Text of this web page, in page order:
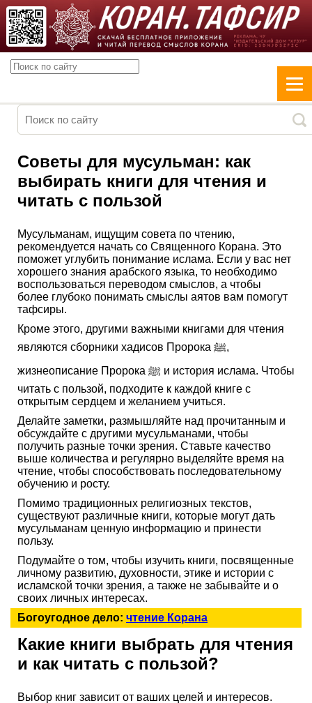
Советы для мусульман: как
выбирать книги для чтения и
читать с пользой
Мусульманам, ищущим совета по чтению,
рекомендуется начать со Священного Корана. Это
поможет углубить понимание ислама. Если у вас нет
хорошего знания арабского языка, то необходимо
воспользоваться переводом смыслов, а чтобы
более глубоко понимать смыслы аятов вам помогут
тафсиры.
Кроме этого, другими важными книгами для чтения
являются сборники хадисов Пророка ﷺ,
жизнеописание Пророка ﷺ и история ислама. Чтобы
читать с пользой, подходите к каждой книге с
открытым сердцем и желанием учиться.
Делайте заметки, размышляйте над прочитанным и
обсуждайте с другими мусульманами, чтобы
получить разные точки зрения. Ставьте качество
выше количества и регулярно выделяйте время на
чтение, чтобы способствовать последовательному
обучению и росту.
Помимо традиционных религиозных текстов,
существуют различные книги, которые могут дать
мусульманам ценную информацию и принести
пользу.
Подумайте о том, чтобы изучить книги, посвященные
личному развитию, духовности, этике и истории с
исламской точки зрения, а также не забывайте и о
своих личных интересах.
Богоугодное дело: чтение Корана
Какие книги выбрать для чтения
и как читать с пользой?
Выбор книг зависит от ваших целей и интересов.